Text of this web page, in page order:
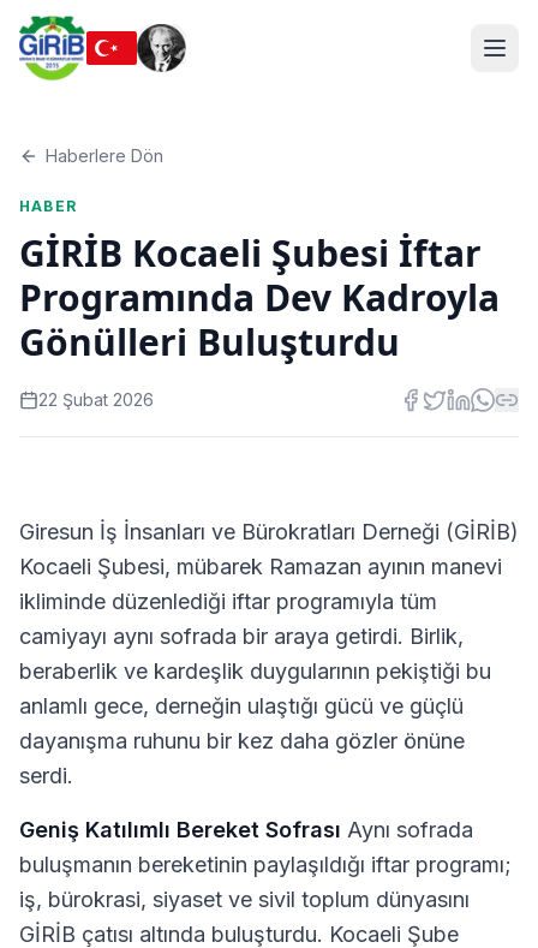
Haberlere Dön
HABER
GİRİB Kocaeli Şubesi İftar
Programında Dev Kadroyla
Gönülleri Buluşturdu
22 Şubat 2026
Giresun İş İnsanları ve Bürokratları Derneği (GİRİB)
Kocaeli Şubesi, mübarek Ramazan ayının manevi
ikliminde düzenlediği iftar programıyla tüm
camiyayı aynı sofrada bir araya getirdi. Birlik,
beraberlik ve kardeşlik duygularının pekiştiği bu
anlamlı gece, derneğin ulaştığı gücü ve güçlü
dayanışma ruhunu bir kez daha gözler önüne
serdi.
Geniş Katılımlı Bereket Sofrası Aynı sofrada
buluşmanın bereketinin paylaşıldığı iftar programı;
iş, bürokrasi, siyaset ve sivil toplum dünyasını
GİRİB çatısı altında buluşturdu. Kocaeli Şube